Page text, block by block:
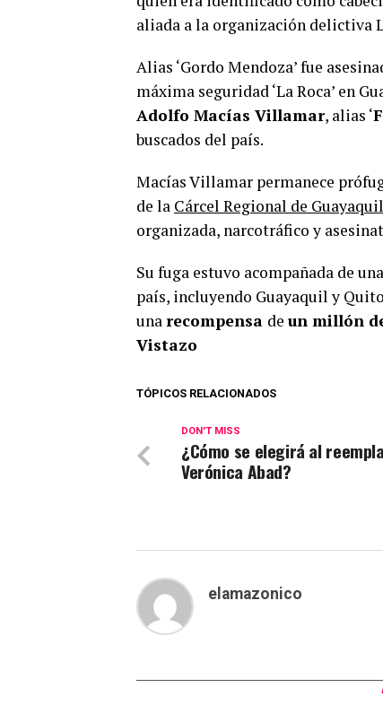
aliada a la organización delictiva
Alias ‘Gordo Mendoza’ fue
máxima seguridad ‘La Roca’ en
Adolfo Macías Villamar, alias ‘
buscados del país.
Macías Villamar permanece
de la Cárcel Regional de Guayaquil
organizada, narcotráfico y
Su fuga estuvo acompañada de
país, incluyendo Guayaquil y
una recompensa de un millón
Vistazo
TÓPICOS RELACIONADOS
DON'T MISS
¿Cómo se elegirá al
Verónica Abad?
elamazonico